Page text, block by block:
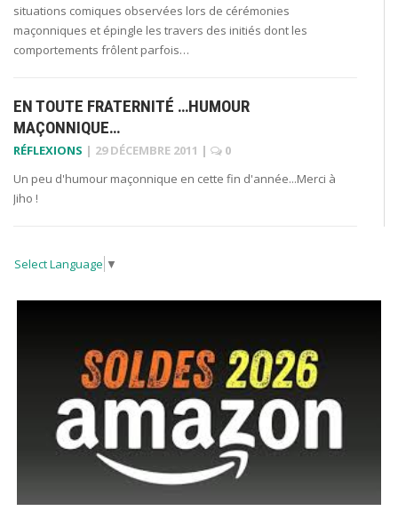
situations comiques observées lors de cérémonies
maçonniques et épingle les travers des initiés dont les
comportements frôlent parfois…
EN TOUTE FRATERNITÉ …HUMOUR
MAÇONNIQUE…
RÉFLEXIONS | 29 DÉCEMBRE 2011 |
0
Un peu d'humour maçonnique en cette fin d'année...Merci à
Jiho !
Select Language ▼